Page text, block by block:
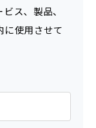
ス、製品、
使用させて